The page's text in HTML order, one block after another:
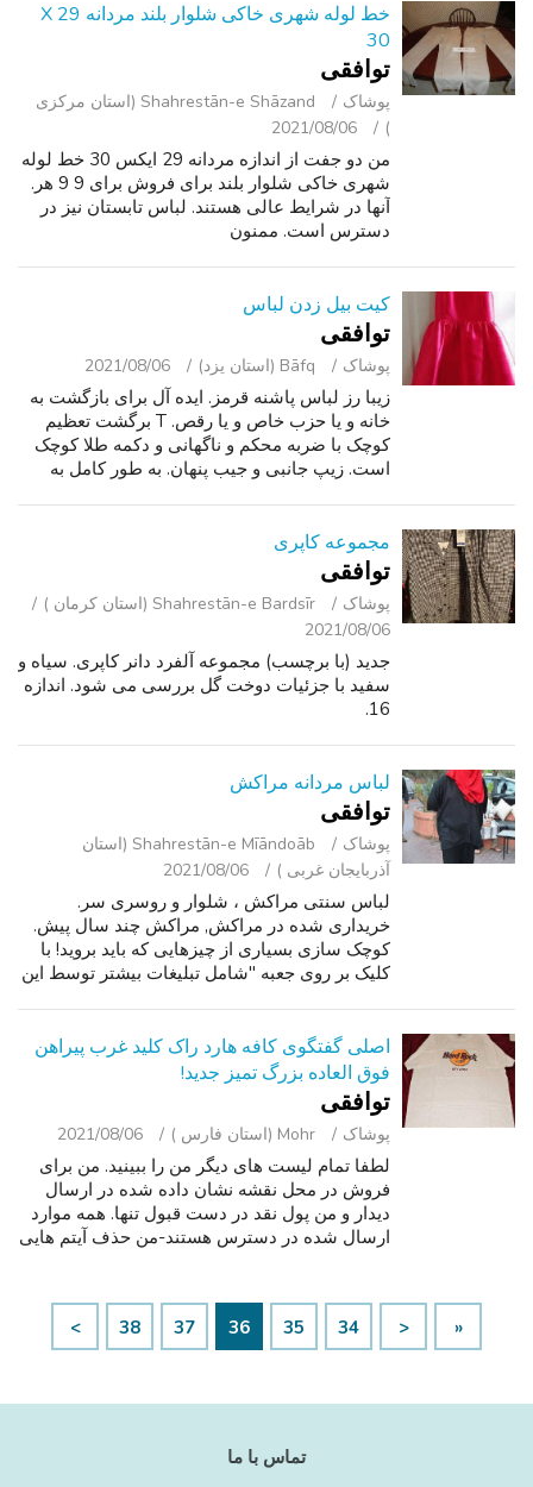
خط لوله شهری خاکی شلوار بلند مردانه 29 X
30
توافقی
پوشاک
Shahrestān-e Shāzand (استان مرکزی
)
2021/08/06
من دو جفت از اندازه مردانه 29 ایکس 30 خط لوله
شهری خاکی شلوار بلند برای فروش برای 9 9 هر.
آنها در شرایط عالی هستند. لباس تابستان نیز در
دسترس است. ممنون
کیت بیل زدن لباس
توافقی
پوشاک Bāfq (استان یزد) 2021/08/06
زیبا رز لباس پاشنه قرمز. ایده آل برای بازگشت به
خانه و یا حزب خاص و یا رقص. T برگشت تعظیم
کوچک با ضربه محکم و ناگهانی و دکمه طلا کوچک
است. زیپ جانبی و جیب پنهان. به طور کامل به
مجموعه کاپری
توافقی
پوشاک
Shahrestān-e Bardsīr (استان کرمان )
2021/08/06
جدید (با برچسب) مجموعه آلفرد دانر کاپری. سیاه و
سفید با جزئیات دوخت گل بررسی می شود. اندازه
16.
لباس مردانه مراکش
توافقی
پوشاک
Shahrestān-e Mīāndoāb (استان
آذربایجان غربی )
2021/08/06
لباس سنتی مراکش ، شلوار و روسری سر.
خریداری شده در مراکش, مراکش چند سال پیش.
کوچک سازی بسیاری از چیزهایی که باید بروید! با
کلیک بر روی جعبه "شامل تبلیغات بیشتر توسط این
اصلی گفتگوی کافه هارد راک کلید غرب پیراهن
فوق العاده بزرگ تمیز جدید!
توافقی
پوشاک Mohr (استان فارس ) 2021/08/06
لطفا تمام لیست های دیگر من را ببینید. من برای
فروش در محل نقشه نشان داده شده در ارسال
دیدار و من پول نقد در دست قبول تنها. همه موارد
ارسال شده در دسترس هستند-من حذف آیتم هایی
«
<
34
35
36
37
38
>
تماس با ما